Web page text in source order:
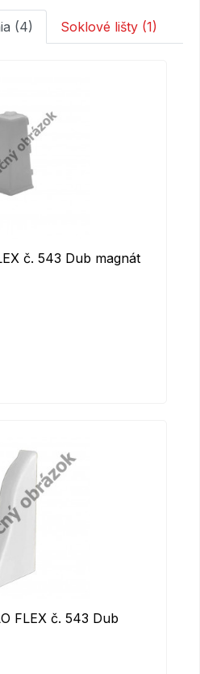
(4) Soklové lišty (1)
č. 543 Dub magnát
FLEX č. 543 Dub